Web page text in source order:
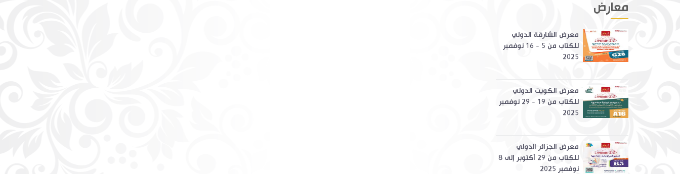
معارض
معرض الشارقة الدولي
للكتاب من 5 - 16 نوفمبر
2025
معرض الكويت الدولي
للكتاب من 19 - 29 نوفمبر
2025
معرض الجزائر الدولي
للكتاب من 29 أكتوبر إلى 8
نوفمبر 2025